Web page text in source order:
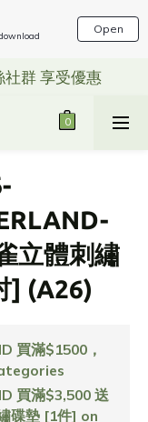
Open
群 享受優惠
立體刺繡
] (A26)
買滿$1500，
買滿$3,500 送
碟墊 [1件] on